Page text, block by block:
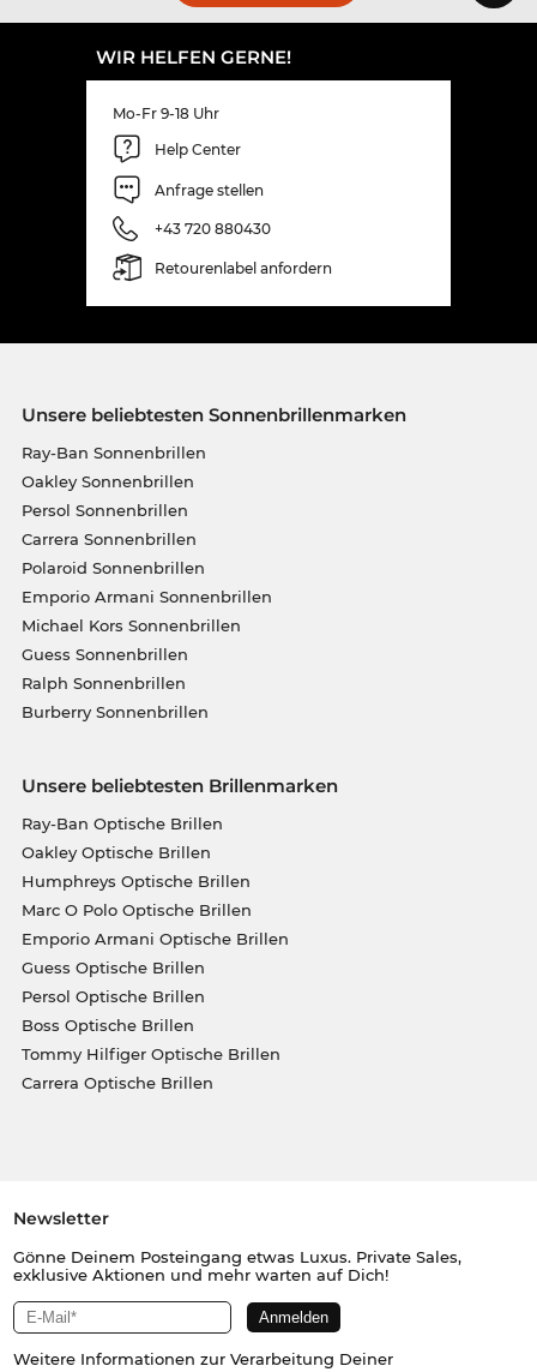
WIR HELFEN GERNE!
Mo-Fr 9-18 Uhr
Help Center
Anfrage stellen
+43 720 880430
Retourenlabel anfordern
Unsere beliebtesten Sonnenbrillenmarken
Ray-Ban Sonnenbrillen
Oakley Sonnenbrillen
Persol Sonnenbrillen
Carrera Sonnenbrillen
Polaroid Sonnenbrillen
Emporio Armani Sonnenbrillen
Michael Kors Sonnenbrillen
Guess Sonnenbrillen
Ralph Sonnenbrillen
Burberry Sonnenbrillen
Unsere beliebtesten Brillenmarken
Ray-Ban Optische Brillen
Oakley Optische Brillen
Humphreys Optische Brillen
Marc O Polo Optische Brillen
Emporio Armani Optische Brillen
Guess Optische Brillen
Persol Optische Brillen
Boss Optische Brillen
Tommy Hilfiger Optische Brillen
Carrera Optische Brillen
Newsletter
Gönne Deinem Posteingang etwas Luxus. Private Sales,
exklusive Aktionen und mehr warten auf Dich!
Weitere Informationen zur Verarbeitung Deiner